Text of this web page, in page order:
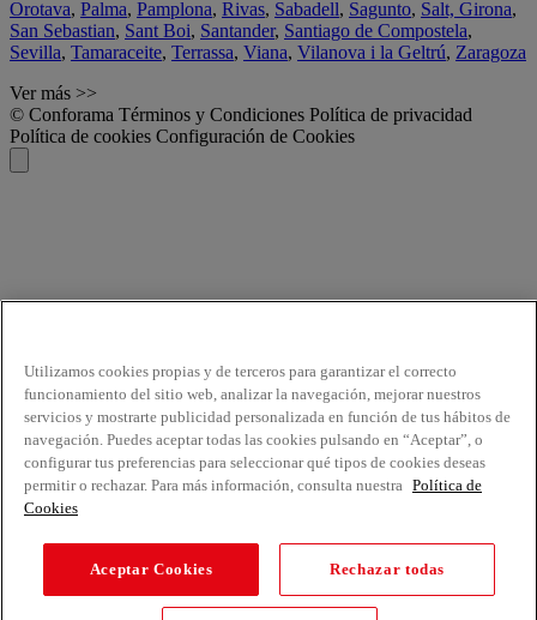
Orotava, Palma, Pamplona, Rivas, Sabadell, Sagunto, Salt, Girona,
San Sebastian, Sant Boi, Santander, Santiago de Compostela,
Sevilla, Tamaraceite, Terrassa, Viana, Vilanova i la Geltrú, Zaragoza
Ver más >>
© Conforama Términos y Condiciones Política de privacidad
Política de cookies Configuración de Cookies
Utilizamos cookies propias y de terceros para garantizar el correcto
funcionamiento del sitio web, analizar la navegación, mejorar nuestros
servicios y mostrarte publicidad personalizada en función de tus hábitos de
navegación. Puedes aceptar todas las cookies pulsando en “Aceptar”, o
configurar tus preferencias para seleccionar qué tipos de cookies deseas
permitir o rechazar. Para más información, consulta nuestra Política de
Cookies
Aceptar Cookies Rechazar todas